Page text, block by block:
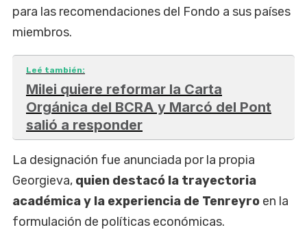
para las recomendaciones del Fondo a sus países
miembros.
Leé también:
Milei quiere reformar la Carta
Orgánica del BCRA y Marcó del Pont
salió a responder
La designación fue anunciada por la propia
Georgieva, quien destacó la trayectoria
académica y la experiencia de Tenreyro en la
formulación de políticas económicas.